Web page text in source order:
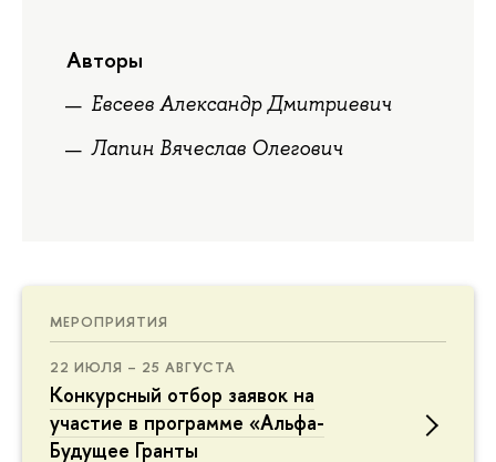
МЕРОПРИЯТИЯ
22 ИЮЛЯ – 25 АВГУСТА
Конкурсный отбор заявок на
участие в программе «Альфа-
Будущее Гранты
Авторы
Евсеев Александр Дмитриевич
Лапин Вячеслав Олегович